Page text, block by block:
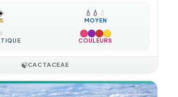
💧 💧 💧
MOYEN
COULEURS
🍃CACTACEAE